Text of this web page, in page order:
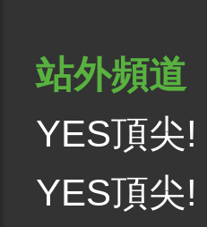
站外頻道
YES頂尖!
YES頂尖